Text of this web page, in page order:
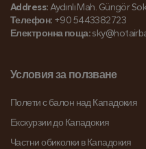
Address:Aydınlı Mah. Güngör
Телефон: +90 5443382723
Електронна поща:
Условия за ползване
Полети с балон над Кападокия
Екскурзии до Кападокия
Частни обиколки в Кападокия